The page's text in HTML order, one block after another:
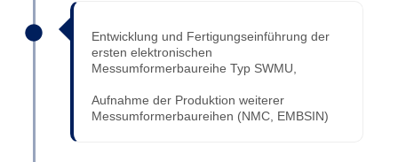
Entwicklung und Fertigungseinführung der
ersten elektronischen
Messumformerbaureihe Typ SWMU,
Aufnahme der Produktion weiterer
Messumformerbaureihen (NMC, EMBSIN)